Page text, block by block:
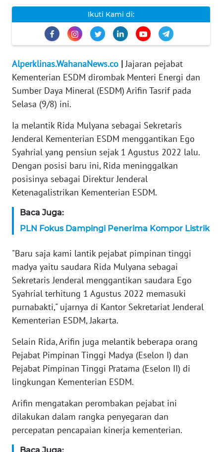
Ikuti Kami di:
Alperklinas.WahanaNews.co |Jajaran pejabat
Kementerian ESDM dirombak Menteri Energi dan
Sumber Daya Mineral (ESDM) Arifin Tasrif pada
Selasa (9/8) ini.
Ia melantik Rida Mulyana sebagai Sekretaris
Jenderal Kementerian ESDM menggantikan Ego
Syahrial yang pensiun sejak 1 Agustus 2022 lalu.
Dengan posisi baru ini, Rida meninggalkan
posisinya sebagai Direktur Jenderal
Ketenagalistrikan Kementerian ESDM.
Baca Juga:
PLN Fokus Dampingi Penerima Kompor Listrik
"Baru saja kami lantik pejabat pimpinan tinggi
madya yaitu saudara Rida Mulyana sebagai
Sekretaris Jenderal menggantikan saudara Ego
Syahrial terhitung 1 Agustus 2022 memasuki
purnabakti," ujarnya di Kantor Sekretariat Jenderal
Kementerian ESDM, Jakarta.
Selain Rida, Arifin juga melantik beberapa orang
Pejabat Pimpinan Tinggi Madya (Eselon I) dan
Pejabat Pimpinan Tinggi Pratama (Eselon II) di
lingkungan Kementerian ESDM.
Arifin mengatakan perombakan pejabat ini
dilakukan dalam rangka penyegaran dan
percepatan pencapaian kinerja kementerian.
KAMI
PEDOMAN
MEDIA
SIBER
REDAKSI
DISCLAIMER
Wahana
News
Regional
WN
SUMUT
WN
JAKARTA
WN
JABAR
BANTEN
WN
NTT
WN
KEPRI
WN
PAPUA